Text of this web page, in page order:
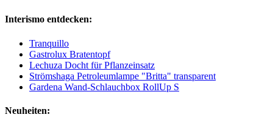
Interismo entdecken:
Tranquillo
Gastrolux Bratentopf
Lechuza Docht für Pflanzeinsatz
Strömshaga Petroleumlampe "Britta" transparent
Gardena Wand-Schlauchbox RollUp S
Neuheiten: